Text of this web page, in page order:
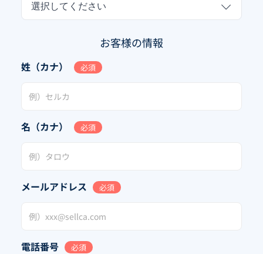
選択してください
お客様の情報
姓（カナ） 必須
名（カナ） 必須
メールアドレス 必須
電話番号 必須